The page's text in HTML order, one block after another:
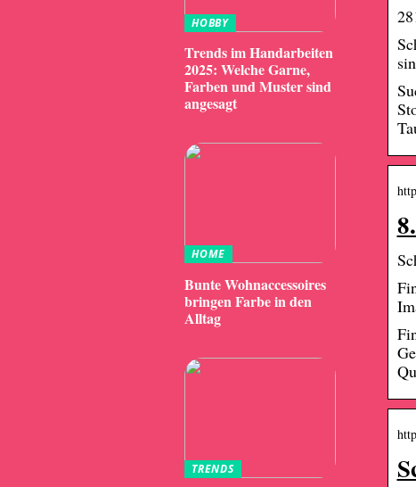
HOBBY
Trends im Handarbeiten
2025: Welche Garne,
Farben und Muster sind
angesagt
HOME
Bunte Wohnaccessoires
bringen Farbe in den
Alltag
TRENDS